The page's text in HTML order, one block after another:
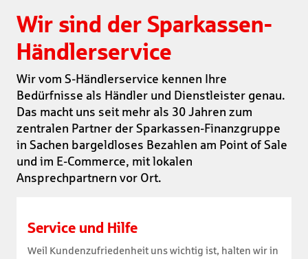
Wir sind der Sparkassen-
Händlerservice
Wir vom S-Händlerservice kennen Ihre
Bedürfnisse als Händler und Dienstleister genau.
Das macht uns seit mehr als 30 Jahren zum
zentralen Partner der Sparkassen-Finanzgruppe
in Sachen bargeldloses Bezahlen am Point of Sale
und im E-Commerce, mit lokalen
Ansprechpartnern vor Ort.
Service und Hilfe
Weil Kundenzufriedenheit uns wichtig ist, halten wir in